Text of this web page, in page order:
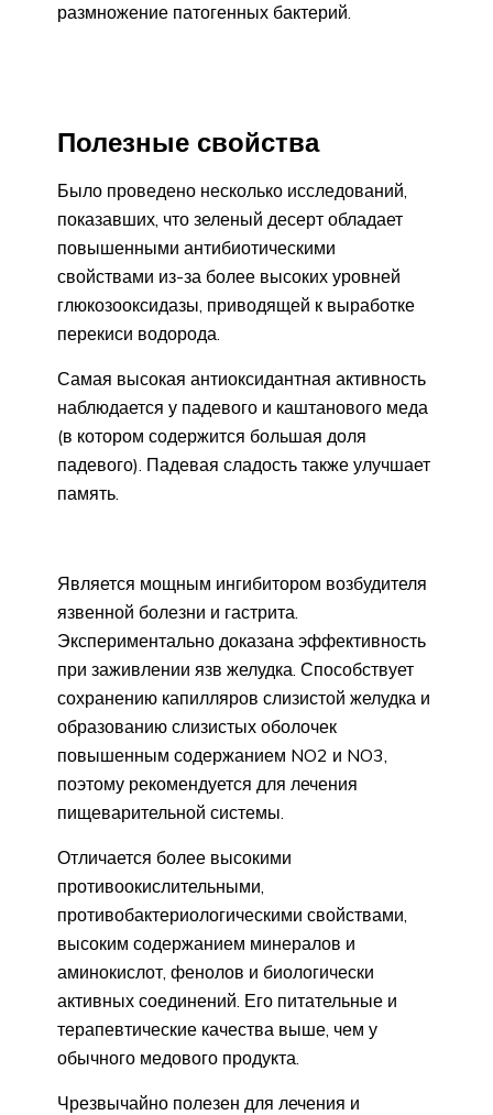
размножение патогенных бактерий.
Полезные свойства
Было проведено несколько исследований,
показавших, что зеленый десерт обладает
повышенными антибиотическими
свойствами из-за более высоких уровней
глюкозооксидазы, приводящей к выработке
перекиси водорода.
Самая высокая антиоксидантная активность
наблюдается у падевого и каштанового меда
(в котором содержится большая доля
падевого). Падевая сладость также улучшает
память.
Является мощным ингибитором возбудителя
язвенной болезни и гастрита.
Экспериментально доказана эффективность
при заживлении язв желудка. Способствует
сохранению капилляров слизистой желудка и
образованию слизистых оболочек
повышенным содержанием NO2 и NO3,
поэтому рекомендуется для лечения
пищеварительной системы.
Отличается более высокими
противоокислительными,
противобактериологическими свойствами,
высоким содержанием минералов и
аминокислот, фенолов и биологически
активных соединений. Его питательные и
терапевтические качества выше, чем у
обычного медового продукта.
Чрезвычайно полезен для лечения и